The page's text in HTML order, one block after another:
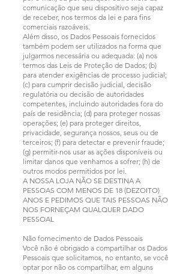
comunicação que seu dispositivo seja capaz
de receber, nos termos da lei e para fins
comerciais razoáveis.
Além disso, os Dados Pessoais fornecidos
também podem ser utilizados na forma que
julgarmos necessária ou adequada: (a) nos
termos das Leis de Proteção de Dados; (b)
para atender exigências de processo judicial;
(c) para cumprir decisão judicial, decisão
regulatória ou decisão de autoridades
competentes, incluindo autoridades fora do
país de residência; (d) para proteger nossas
operações; (e) para proteger direitos,
privacidade, segurança nossos, seus ou de
terceiros; (f) para detectar e prevenir fraude;
(g) permitir-nos usar as ações disponíveis ou
limitar danos que venhamos a sofrer; (h) de
outros modos permitidos por lei.
A NOSSA LOJA NÃO SE DESTINA A
PESSOAS COM MENOS DE 18 (DEZOITO)
ANOS E PEDIMOS QUE TAIS PESSOAS NÃO
NOS FORNEÇAM QUALQUER DADO
PESSOAL
Não fornecimento de Dados Pessoais
Você não é obrigado a compartilhar os Dados
Pessoais que solicitamos, no entanto, se você
optar por não os compartilhar, em alguns